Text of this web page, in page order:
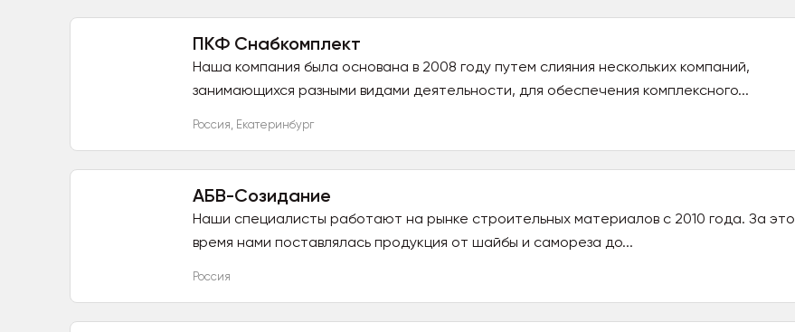
ПКФ Снабкомплект
Наша компания была основана в 2008 году путем слияния нескольких компаний,
занимающихся разными видами деятельности, для обеспечения комплексного...
Россия, Екатеринбург
АБВ-Созидание
Наши специалисты работают на рынке строительных материалов с 2010 года. За это
время нами поставлялась продукция от шайбы и самореза до...
Россия